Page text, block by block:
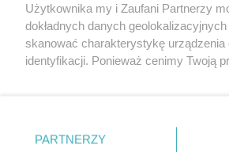
Zapomniałem hasła
Copyright © 2022 Kurier
Użytkownika my i Zaufani Partnerzy
dokładnych danych
skanować charakterystykę urządzenia
identyfikacji. Ponieważ cenimy Twoją
prywatności znajdujący się w lewym
. Niektóre rodzaje przetwarzania
PARTNERZY